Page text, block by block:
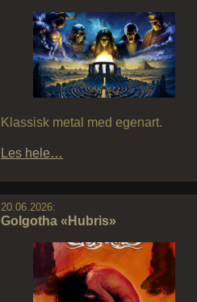
Klassisk metal med egenart.
Les hele…
20.06.2026:
Golgotha «Hubris»